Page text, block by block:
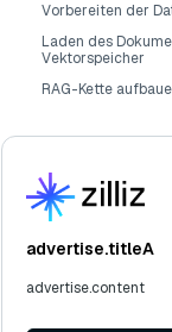
Vorbereiten der
Laden des
Vektorspeicher
RAG-Kette
advertise.titleA
advertise.content